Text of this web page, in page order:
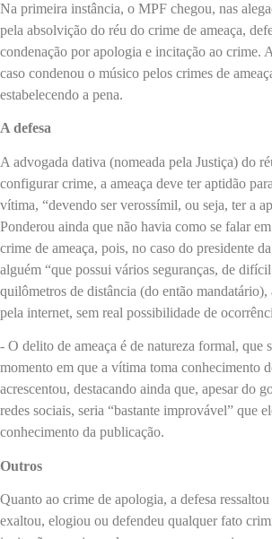
Na primeira instância, o MPF chegou, nas
pela absolvição do réu do crime de ameaça,
condenação por apologia e incitação ao crime.
caso condenou o músico pelos crimes de
estabelecendo a pena.
A defesa
A advogada dativa (nomeada pela Justiça) do
configurar crime, a ameaça deve ter aptidão
vítima, “devendo ser verossímil, ou seja, ter a
Ponderou ainda que não havia como se falar
crime de ameaça, pois, no caso do presidente
alguém “que possui vários seguranças, de difícil
quilômetros de distância (do então
pela internet, sem real possibilidade de
- O delito de ameaça é de natureza formal, que
momento em que a vítima toma conhecimento
acrescentou, destacando ainda que, apesar do
redes sociais, seria “bastante improvável” que
conhecimento da publicação.
Outros
Quanto ao crime de apologia, a defesa
exaltou, elogiou ou defendeu qualquer fato